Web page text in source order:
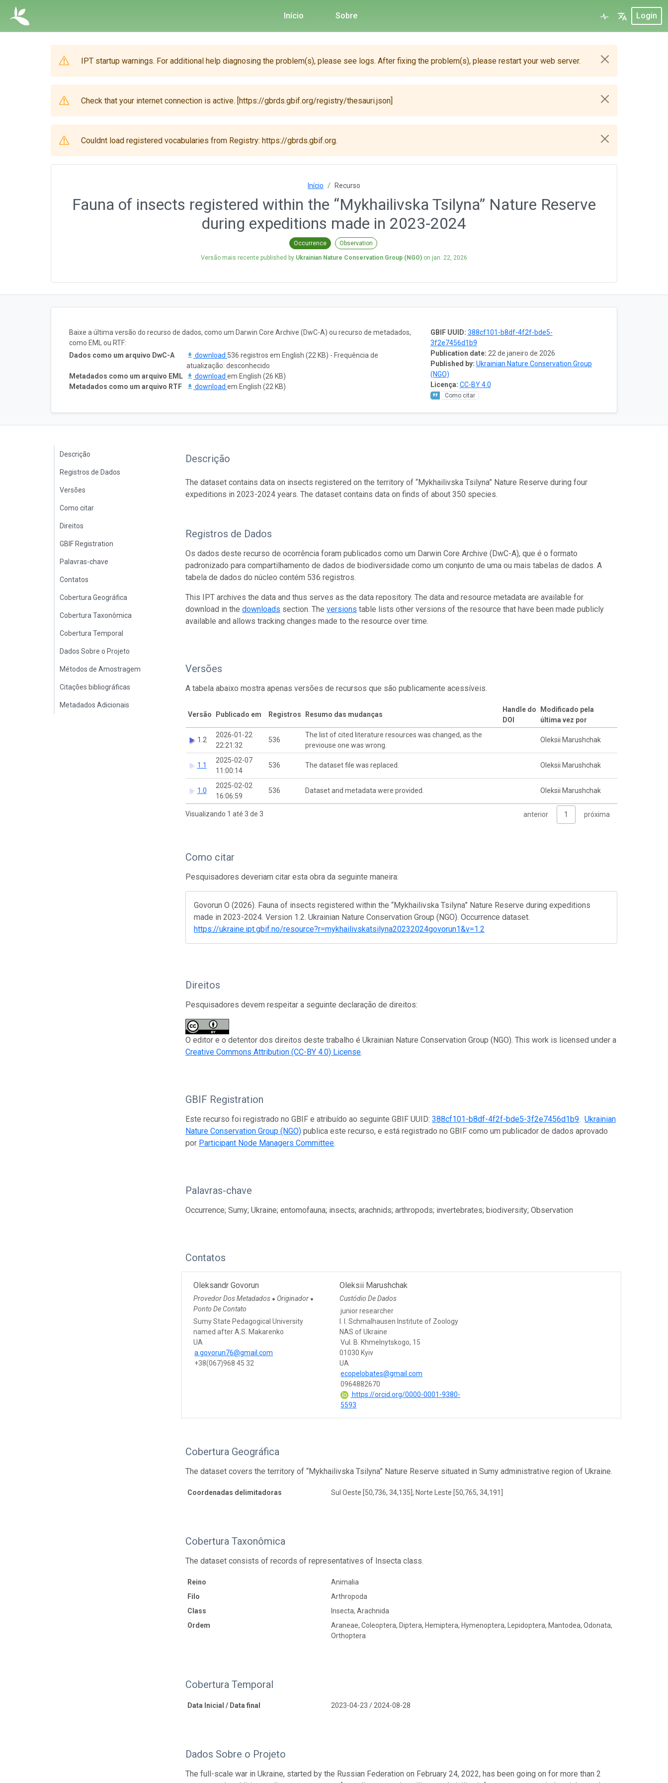
Início Sobre Login
IPT startup warnings. For additional help diagnosing the problem(s), please see logs. After fixing the problem(s), please restart your web server.
Check that your internet connection is active. [https://gbrds.gbif.org/registry/thesauri.json]
Couldnt load registered vocabularies from Registry: https://gbrds.gbif.org.
Início Recurso
Fauna of insects registered within the “Mykhailivska Tsilyna” Nature Reserve
during expeditions made in 2023-2024
Occurrence Observation
Versão mais recente published by Ukrainian Nature Conservation Group (NGO) on jan. 22, 2026
GBIF UUID: 388cf101-b8df-4f2f-bde5-
3f2e7456d1b9
Publication date: 22 de janeiro de 2026
Published by: Ukrainian Nature Conservation Group
(NGO)
Licença: CC-BY 4.0
Como citar
Baixe a última versão do recurso de dados, como um Darwin Core Archive (DwC-A) ou recurso de metadados,
como EML ou RTF:
Dados como um arquivo DwC-A
download 536 registros em English (22 KB) - Frequência de
atualização: desconhecido
Metadados como um arquivo EML
download em English (26 KB)
Metadados como um arquivo RTF
download em English (22 KB)
Descrição
Registros de Dados
Versões
Como citar
Direitos
GBIF Registration
Palavras-chave
Contatos
Cobertura Geográfica
Cobertura Taxonômica
Cobertura Temporal
Dados Sobre o Projeto
Métodos de Amostragem
Citações bibliográficas
Metadados Adicionais
Descrição
The dataset contains data on insects registered on the territory of “Mykhailivska Tsilyna” Nature Reserve during four
expeditions in 2023-2024 years. The dataset contains data on finds of about 350 species.
Registros de Dados
Os dados deste recurso de ocorrência foram publicados como um Darwin Core Archive (DwC-A), que é o formato
padronizado para compartilhamento de dados de biodiversidade como um conjunto de uma ou mais tabelas de dados. A
tabela de dados do núcleo contém 536 registros.
This IPT archives the data and thus serves as the data repository. The data and resource metadata are available for
download in thedownloads section. Theversions table lists other versions of the resource that have been made publicly
available and allows tracking changes made to the resource over time.
Versões
A tabela abaixo mostra apenas versões de recursos que são publicamente acessíveis.
Versão Publicado em Registros Resumo das mudanças
Handle do
DOI
Modificado pela
última vez por
1.2
2026-01-22
22:21:32
536
The list of cited literature resources was changed, as the
previouse one was wrong.
Oleksii Marushchak
1.1
2025-02-07
11:00:14
536 The dataset file was replaced. Oleksii Marushchak
1.0
2025-02-02
16:06:59
536 Dataset and metadata were provided. Oleksii Marushchak
Visualizando 1 até 3 de 3 anterior 1 próxima
Como citar
Pesquisadores deveriam citar esta obra da seguinte maneira:
Govorun O (2026). Fauna of insects registered within the “Mykhailivska Tsilyna” Nature Reserve during expeditions
made in 2023-2024. Version 1.2. Ukrainian Nature Conservation Group (NGO). Occurrence dataset.
https://ukraine.ipt.gbif.no/resource?r=mykhailivskatsilyna20232024govorun1&v=1.2
Direitos
Pesquisadores devem respeitar a seguinte declaração de direitos:
O editor e o detentor dos direitos deste trabalho é Ukrainian Nature Conservation Group (NGO). This work is licensed under a
Creative Commons Attribution (CC-BY 4.0) License.
GBIF Registration
Este recurso foi registrado no GBIF e atribuído ao seguinte GBIF UUID:388cf101-b8df-4f2f-bde5-3f2e7456d1b9.Ukrainian
Nature Conservation Group (NGO) publica este recurso, e está registrado no GBIF como um publicador de dados aprovado
por Participant Node Managers Committee.
Palavras-chave
Occurrence; Sumy; Ukraine; entomofauna; insects; arachnids; arthropods; invertebrates; biodiversity; Observation
Contatos
Oleksandr Govorun
Provedor Dos Metadados ● Originador ●
Ponto De Contato
Sumy State Pedagogical University
named after A.S. Makarenko
UA
a.govorun76@gmail.com
+38(067)968 45 32
Oleksii Marushchak
Custódio De Dados
junior researcher
I. I. Schmalhausen Institute of Zoology
NAS of Ukraine
Vul. B. Khmelnytskogo, 15
01030 Kyiv
UA
ecopelobates@gmail.com
0964882670
https://orcid.org/0000-0001-9380-
5593
Cobertura Geográfica
The dataset covers the territory of “Mykhailivska Tsilyna” Nature Reserve situated in Sumy administrative region of Ukraine.
Coordenadas delimitadoras Sul Oeste [50,736, 34,135], Norte Leste [50,765, 34,191]
Cobertura Taxonômica
The dataset consists of records of representatives of Insecta class.
Reino
Animalia
Filo
Arthropoda
Class
Insecta, Arachnida
Ordem
Araneae, Coleoptera, Diptera, Hemiptera, Hymenoptera, Lepidoptera, Mantodea, Odonata,
Orthoptera
Cobertura Temporal
Data Inicial / Data final 2023-04-23 / 2024-08-28
Dados Sobre o Projeto
The full-scale war in Ukraine, started by the Russian Federation on February 24, 2022, has been going on for more than 2